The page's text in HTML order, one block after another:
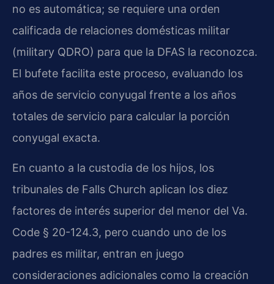
no es automática; se requiere una orden
calificada de relaciones domésticas militar
(military QDRO) para que la DFAS la reconozca.
El bufete facilita este proceso, evaluando los
años de servicio conyugal frente a los años
totales de servicio para calcular la porción
conyugal exacta.
En cuanto a la custodia de los hijos, los
tribunales de Falls Church aplican los diez
factores de interés superior del menor del Va.
Code § 20-124.3, pero cuando uno de los
padres es militar, entran en juego
consideraciones adicionales como la creación